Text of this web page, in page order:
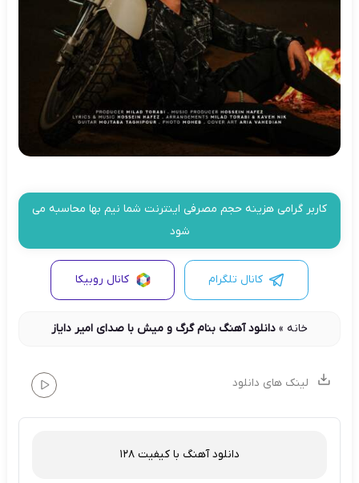
کاربر گرامی هزینه حجم مصرفی اینترنت شما نیم بها محاسبه می
شود
کانال تلگرام کانال روبیکا
خانه» دانلود آهنگ بنام گرگ و میش با صدای امیر دایاز
لینک های دانلود
دانلود آهنگ با کیفیت 128